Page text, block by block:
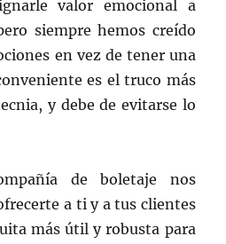
valor emocional a
siempre hemos creído
en vez de tener una
es el truco más
y debe de evitarse lo
de boletaje nos
a ti y a tus clientes
más útil y robusta para